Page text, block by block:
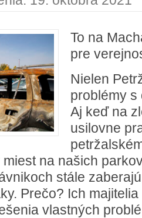
To na
pre
Nielen
problémy s
Aj keď na
usilovne
na našich
stále
Prečo? Ich
vlastných